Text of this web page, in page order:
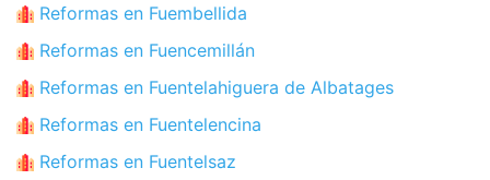
Reformas en Fuembellida
Reformas en Fuencemillán
Reformas en Fuentelahiguera de Albatages
Reformas en Fuentelencina
Reformas en Fuentelsaz